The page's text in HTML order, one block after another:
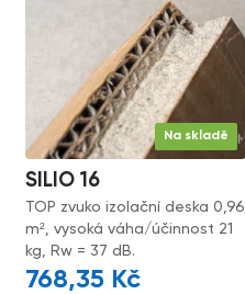
Na skladě
SILIO 16
TOP zvuko izolační deska 0,96
m², vysoká váha/účinnost 21
kg, Rw = 37 dB.
768,35 Kč